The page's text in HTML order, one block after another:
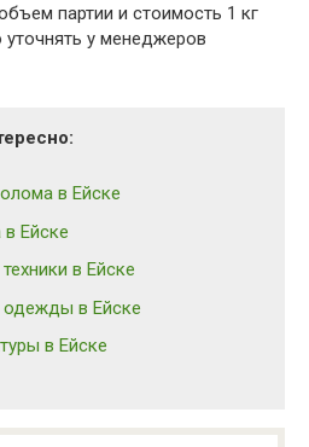
партии и стоимость 1 кг
у менеджеров
в Ейске
Ейске
в Ейске
одежды в Ейске
в Ейске